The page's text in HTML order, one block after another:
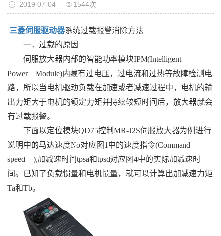
2019-07-04 1544次
三菱伺服驱动器系统过载报警消除方法
一．过载的原因
伺服放大器内部的智能功率模块IPM(Intelligent
Power Module)内藏有过电压，过电流和过热等故障检测电
路，所以当电机驱动负载在加速或者减速过程中，电机的输
出力矩大于电机的额定力矩并持续较短时间后，放大器就会
有过载报警。
下面以定位模块QD75控制MR-J2S伺服放大器为例进行
说明中的马达速度No对应图1中的速度指令(Command
speed ),加减速时间tpsa和tpsd对应图4中的实际加减速时
间。已知了负载惯量和电机惯量，就可以计算出加减速力矩
Ta和Tb。